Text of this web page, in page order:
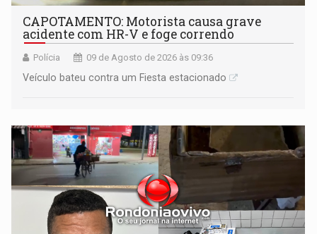
CAPOTAMENTO: Motorista causa grave
acidente com HR-V e foge correndo
Polícia 09 de Agosto de 2026 às 09:36
Veículo bateu contra um Fiesta estacionado